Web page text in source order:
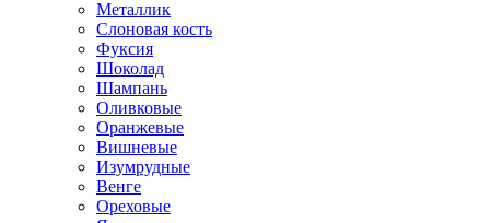
Металлик
Слоновая кость
Фуксия
Шоколад
Шампань
Оливковые
Оранжевые
Вишневые
Изумрудные
Венге
Ореховые